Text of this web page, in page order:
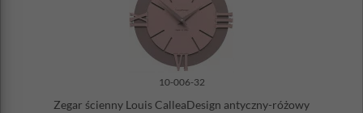
10-006-32
Zegar ścienny Louis CalleaDesign antyczny-różowy